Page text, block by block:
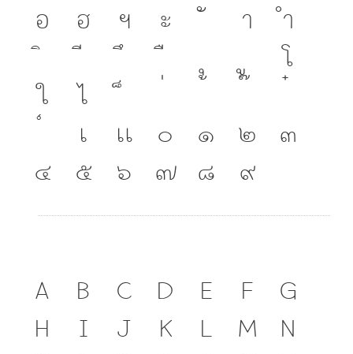
อ
ฮ ฯ ะ า
ำ
โ
ใ
ไ
เ
แ ๐ ๑ ๒
๓
๔
๕ ๖ ๗ ๘ ๙
A B C D E F
G
H
I J K L M
N